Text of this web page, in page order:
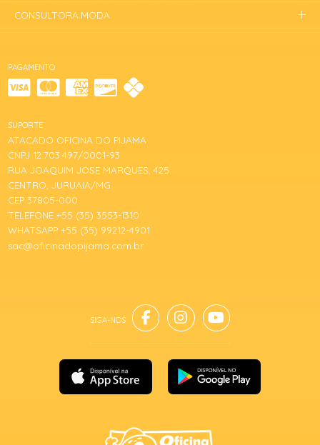
PAGAMENTO
SUPORTE
ATACADO OFICINA DO PIJAMA
CNPJ 12.703.497/0001-93
RUA JOAQUIM JOSE MARQUES, 425
CENTRO, JURUAIA/MG
CEP 37805-000
TELEFONE +55 (35) 3553-1310
WHATSAPP +55 (35) 99212-4901
sac@oficinadopijama.com.br
CONSULTORA.MODA